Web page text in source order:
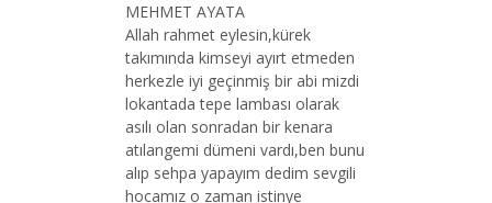
MEHMET AYATA
Allah rahmet eylesin,kürek
takımında kimseyi ayırt etmeden
herkezle iyi geçinmiş bir abi mizdi
lokantada tepe lambası olarak
asılı olan sonradan bir kenara
atılangemi dümeni vardı,ben bunu
alıp sehpa yapayım dedim sevgili
hocamız o zaman istinye